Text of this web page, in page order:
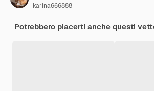
karina666888
Potrebbero piacerti anche questi